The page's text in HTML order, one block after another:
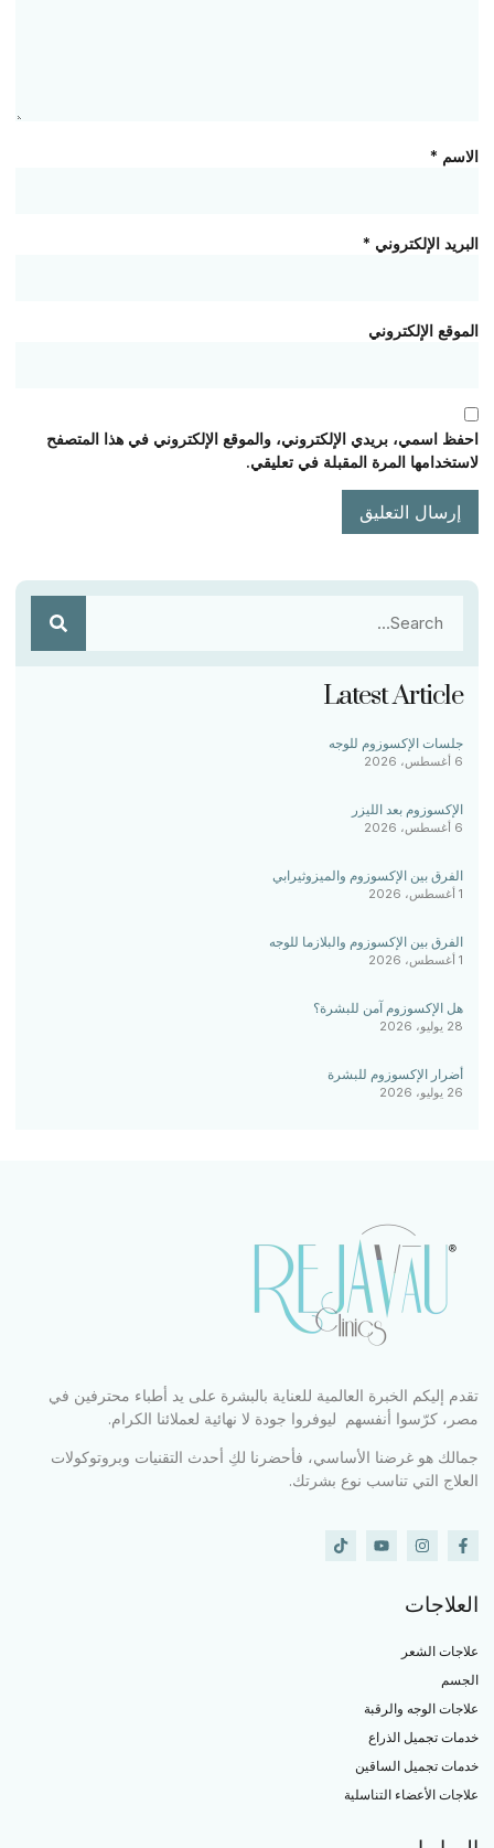
الاسم *
البريد الإلكتروني *
الموقع الإلكتروني
احفظ اسمي، بريدي الإلكتروني، والموقع الإلكتروني في هذا المتصفح
لاستخدامها المرة المقبلة في تعليقي.
Latest Article
جلسات الإكسوزوم للوجه
6 أغسطس، 2026
الإكسوزوم بعد الليزر
6 أغسطس، 2026
الفرق بين الإكسوزوم والميزوثيرابي
1 أغسطس، 2026
الفرق بين الإكسوزوم والبلازما للوجه
1 أغسطس، 2026
هل الإكسوزوم آمن للبشرة؟
28 يوليو، 2026
أضرار الإكسوزوم للبشرة
26 يوليو، 2026
تقدم إليكم الخبرة العالمية للعناية بالبشرة على يد أطباء محترفين في
مصر، كرّسوا أنفسهم ليوفروا جودة لا نهائية لعملائنا الكرام.
جمالك هو غرضنا الأساسي، فأحضرنا لكِ أحدث التقنيات وبروتوكولات
العلاج التي تناسب نوع بشرتك.
العلاجات
علاجات الشعر
الجسم
علاجات الوجه والرقبة
خدمات تجميل الذراع
خدمات تجميل الساقين
علاجات الأعضاء التناسلية